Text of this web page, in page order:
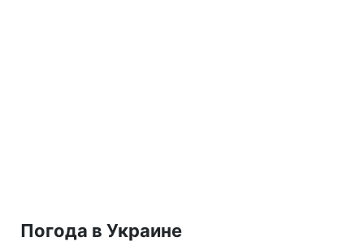
Погода в Украине